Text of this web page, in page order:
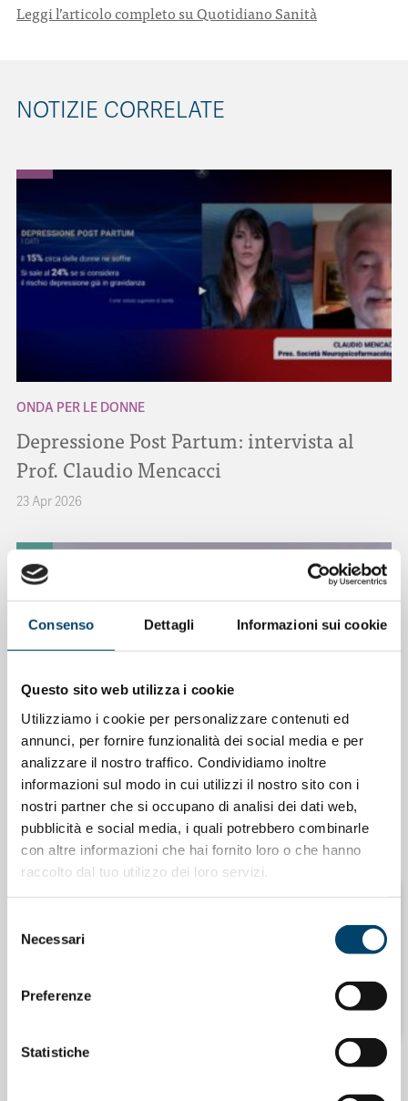
Consenso Dettagli Informazioni sui cookie
Questo sito web utilizza i cookie
Utilizziamo i cookie per personalizzare contenuti ed
annunci, per fornire funzionalità dei social media e per
analizzare il nostro traffico. Condividiamo inoltre
informazioni sul modo in cui utilizzi il nostro sito con i
nostri partner che si occupano di analisi dei dati web,
pubblicità e social media, i quali potrebbero combinarle
con altre informazioni che hai fornito loro o che hanno
raccolto dal tuo utilizzo dei loro servizi.
delNecessari
Preferenze
Statistiche
Leggi l’articolo completo su Quotidiano Sanità
NOTIZIE CORRELATE
ONDA PER LE DONNE
Depressione Post Partum: intervista al
Prof. Claudio Mencacci
23 Apr 2026
ONDA PER IL SISTEMA SANITARIO ONDA PER LE DONNE
Salu’. Dal dialogo alla cura
15 Apr 2026
ONDA PER LE DONNE
31 Gen 2026